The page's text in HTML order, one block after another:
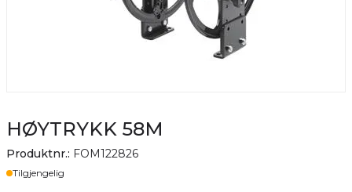
HØYTRYKK 58M
Produktnr.: FOM122826
Lager
Tilgjengelig